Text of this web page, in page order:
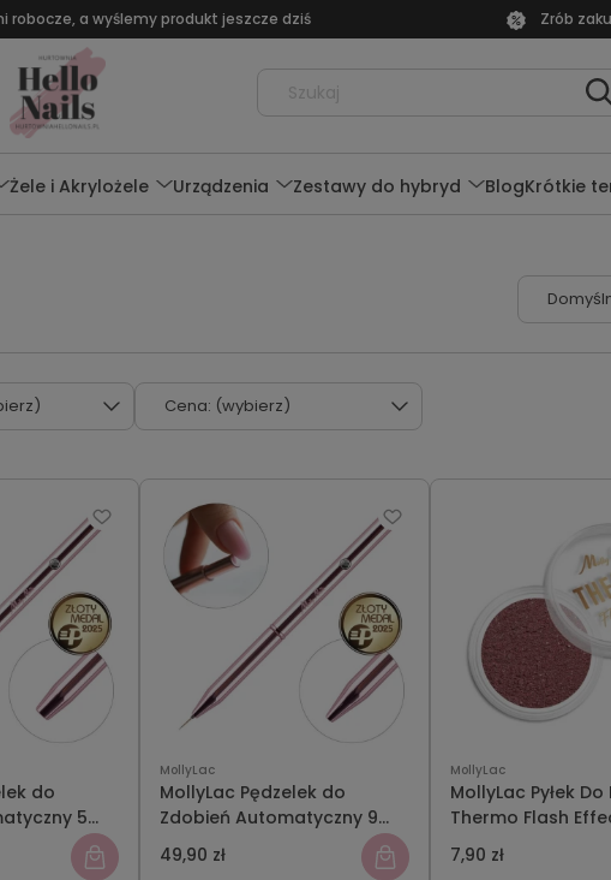
robocze, a wyślemy produkt jeszcze dziś Zrób
Żele i Akrylożele Urządzenia Zestawy do hybryd BlogKrótkie
Cena: (wybierz)
do
5
MollyLac
MollyLac Pędzelek do
Zdobień Automatyczny 9
mm
49,90 zł
MollyLac
MollyLac Pyłek
Thermo Flash
7,90 zł